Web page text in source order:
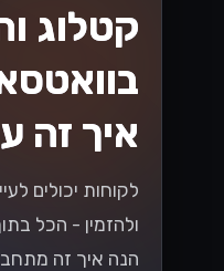
קטלוג
איך זה
לקוחות יכולים
ולהזמין - הכל
הנה איך זה